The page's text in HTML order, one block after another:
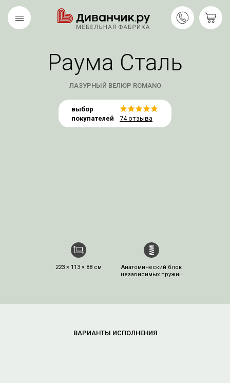
Раума Сталь
ЛАЗУРНЫЙ ВЕЛЮР ROMANO
выбор
покупателей
74 отзыва
223 × 113 × 88 см
Анатомический блок
независимых пружин
Скандинавская